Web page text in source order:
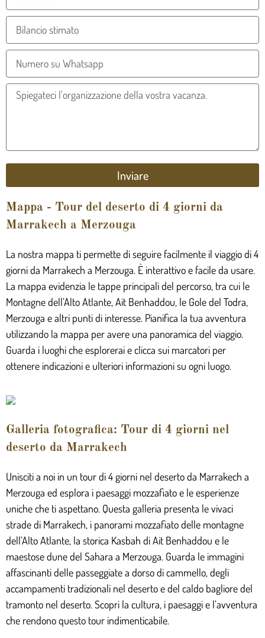
Inviare
Mappa - Tour del deserto di 4 giorni da
Marrakech a Merzouga
La nostra mappa ti permette di seguire facilmente il viaggio di 4
giorni da Marrakech a Merzouga. È interattivo e facile da usare.
La mappa evidenzia le tappe principali del percorso, tra cui le
Montagne dell’Alto Atlante, Ait Benhaddou, le Gole del Todra,
Merzouga e altri punti di interesse. Pianifica la tua avventura
utilizzando la mappa per avere una panoramica del viaggio.
Guarda i luoghi che esplorerai e clicca sui marcatori per
ottenere indicazioni e ulteriori informazioni su ogni luogo.
Galleria fotografica: Tour di 4 giorni nel
deserto da Marrakech
Unisciti a noi in un tour di 4 giorni nel deserto da Marrakech a
Merzouga ed esplora i paesaggi mozzafiato e le esperienze
uniche che ti aspettano. Questa galleria presenta le vivaci
strade di Marrakech, i panorami mozzafiato delle montagne
dell’Alto Atlante, la storica Kasbah di Ait Benhaddou e le
maestose dune del Sahara a Merzouga. Guarda le immagini
affascinanti delle passeggiate a dorso di cammello, degli
accampamenti tradizionali nel deserto e del caldo bagliore del
tramonto nel deserto. Scopri la cultura, i paesaggi e l’avventura
che rendono questo tour indimenticabile.